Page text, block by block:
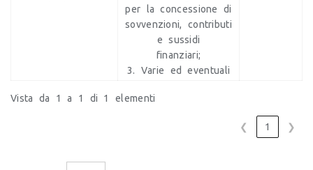
per la concessione di
sovvenzioni, contributi
e sussidi
finanziari;
3. Varie ed eventuali
Vista da 1 a 1 di 1 elementi
❮ 1 ❯